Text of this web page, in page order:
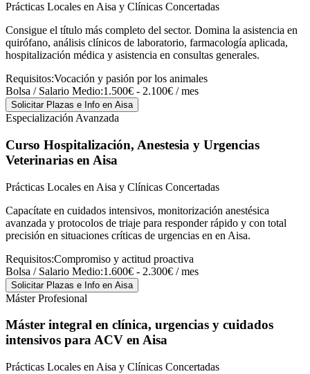
Prácticas Locales en Aisa y Clínicas Concertadas
Consigue el título más completo del sector. Domina la asistencia en
quirófano, análisis clínicos de laboratorio, farmacología aplicada,
hospitalización médica y asistencia en consultas generales.
Requisitos:Vocación y pasión por los animales
Bolsa / Salario Medio:1.500€ - 2.100€ / mes
Solicitar Plazas e Info en Aisa
Especialización Avanzada
Curso Hospitalización, Anestesia y Urgencias
Veterinarias en Aisa
Prácticas Locales en Aisa y Clínicas Concertadas
Capacítate en cuidados intensivos, monitorización anestésica
avanzada y protocolos de triaje para responder rápido y con total
precisión en situaciones críticas de urgencias en en Aisa.
Requisitos:Compromiso y actitud proactiva
Bolsa / Salario Medio:1.600€ - 2.300€ / mes
Solicitar Plazas e Info en Aisa
Máster Profesional
Máster integral en clínica, urgencias y cuidados
intensivos para ACV en Aisa
Prácticas Locales en Aisa y Clínicas Concertadas